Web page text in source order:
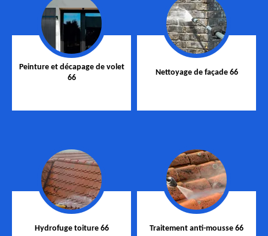
Peinture et décapage de volet
66
Nettoyage de façade 66
Hydrofuge toiture 66 Traitement anti-mousse 66